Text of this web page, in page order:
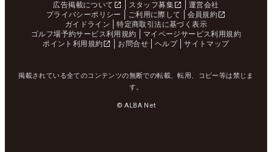
広告掲載について スタッフ募集
運営会社
プライバシーポリシー
ご利用に際して
会員規約
ガイドライン
特定商取引法に基づく表示
ゴルフ場予約サービス利用規約
マイページサービス利用規約
ポイント利用規約
お問合せ ヘルプ サイトマップ
掲載されている全てのコンテンツの無断での転載、転用、コピー等は禁じま
す。
© ALBA Net